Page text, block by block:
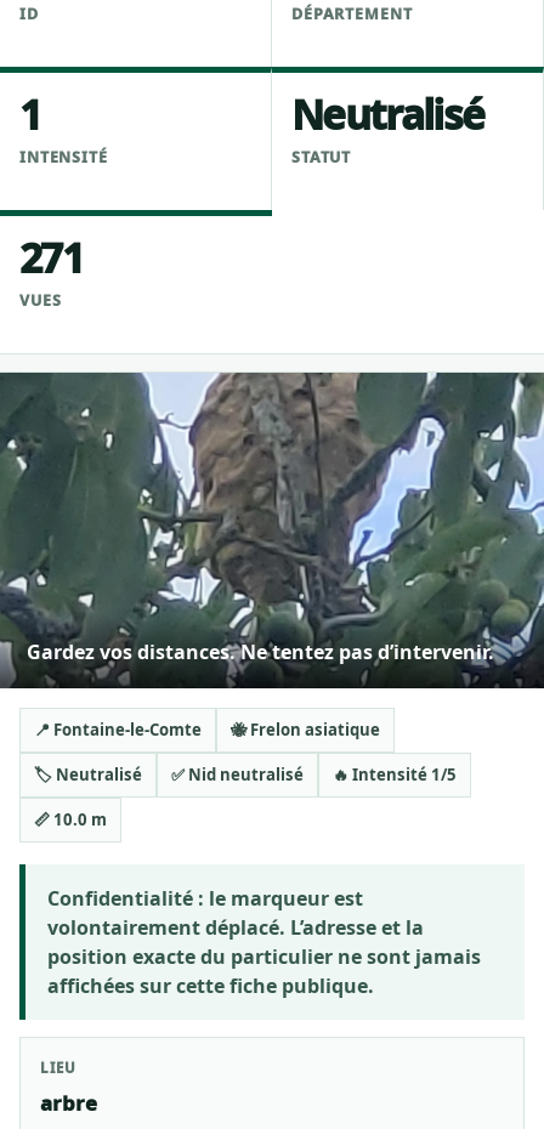
ID DÉPARTEMENT
1
INTENSITÉ
Neutralisé
STATUT
271
VUES
Gardez vos distances. Ne tentez pas d’intervenir.
📍 Fontaine-le-Comte 🐝 Frelon asiatique
🏷️ Neutralisé ✅ Nid neutralisé 🔥 Intensité 1/5
📏 10.0 m
Confidentialité : le marqueur est
volontairement déplacé. L’adresse et la
position exacte du particulier ne sont jamais
affichées sur cette fiche publique.
LIEU
arbre